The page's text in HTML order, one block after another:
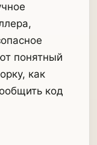
понятный
как
код